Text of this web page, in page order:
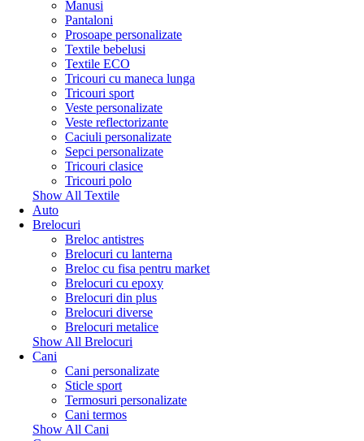
Manusi
Pantaloni
Prosoape personalizate
Textile bebelusi
Textile ECO
Tricouri cu maneca lunga
Tricouri sport
Veste personalizate
Veste reflectorizante
Caciuli personalizate
Sepci personalizate
Tricouri clasice
Tricouri polo
Show All Textile
Auto
Brelocuri
Breloc antistres
Brelocuri cu lanterna
Breloc cu fisa pentru market
Brelocuri cu epoxy
Brelocuri din plus
Brelocuri diverse
Brelocuri metalice
Show All Brelocuri
Cani
Cani personalizate
Sticle sport
Termosuri personalizate
Cani termos
Show All Cani